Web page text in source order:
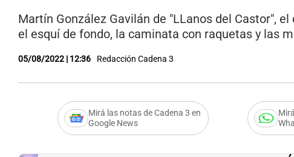
Martín González Gavilán de "LLanos del Castor",
el esquí de fondo, la caminata con raquetas y las
05/08/2022 | 12:36 Redacción Cadena 3
Mirá las notas de Cadena 3 en
Google News